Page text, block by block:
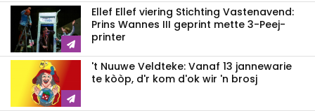
Ellef Ellef viering Stichting Vastenavend:
Prins Wannes III geprint mette 3-Peej-
printer
't Nuuwe Veldteke: Vanaf 13 jannewarie
te kòòp, d'r kom d'ok wir 'n brosj